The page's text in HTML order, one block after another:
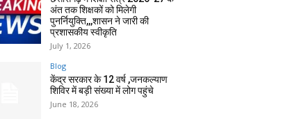
अंत तक शिक्षकों को मिलेगी
पुनर्नियुक्ति,,,शासन ने जारी की
प्रशासकीय स्वीकृति
July 1, 2026
Blog
केंद्र सरकार के 12 वर्ष ,जनकल्याण
शिविर में बड़ी संख्या में लोग पहुंचे
June 18, 2026